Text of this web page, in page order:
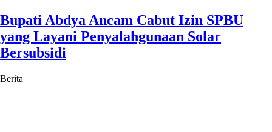
Bupati Abdya Ancam Cabut Izin SPBU
yang Layani Penyalahgunaan Solar
Bersubsidi
Berita